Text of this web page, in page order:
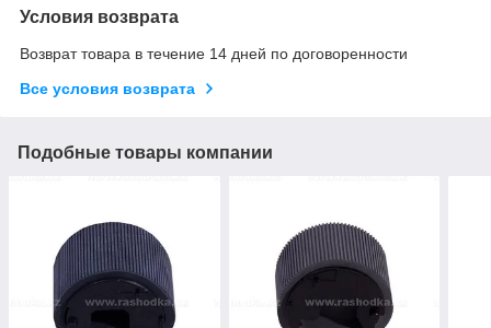
Условия возврата
Возврат товара в течение 14 дней по договоренности
Все условия возврата
Подобные товары компании